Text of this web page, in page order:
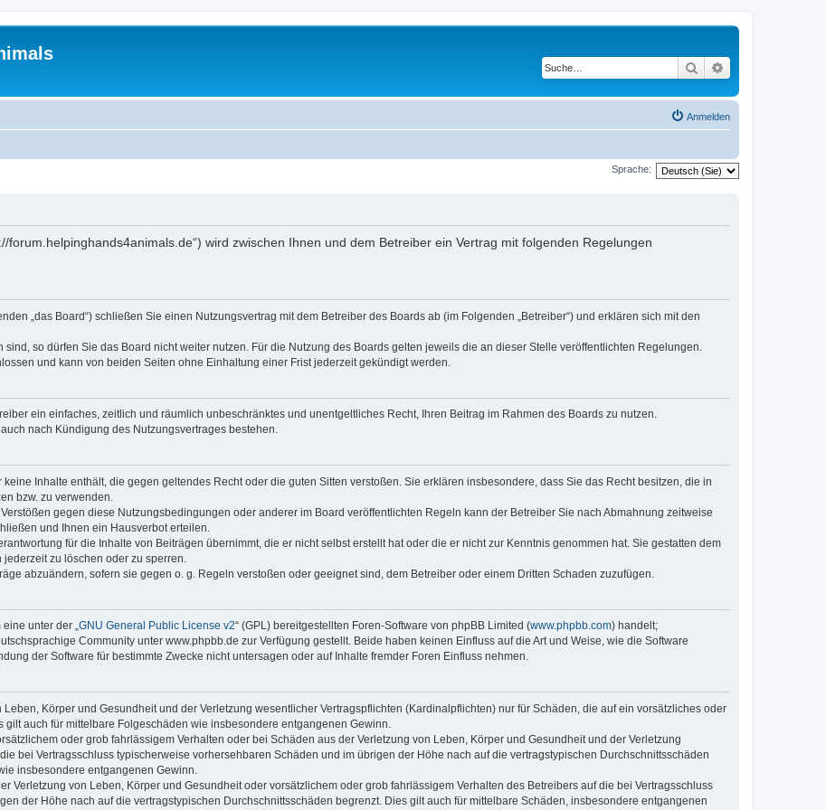
Suche
Anmelden
Sprache:
forum.helpinghands4animals.de“) wird zwischen Ihnen und dem Betreiber ein Vertrag mit folgenden Regelungen
„das Board“) schließen Sie einen Nutzungsvertrag mit dem Betreiber des Boards ab (im Folgenden „Betreiber“) und erklären sich mit den
so dürfen Sie das Board nicht weiter nutzen. Für die Nutzung des Boards gelten jeweils die an dieser Stelle veröffentlichten Regelungen.
und kann von beiden Seiten ohne Einhaltung einer Frist jederzeit gekündigt werden.
ein einfaches, zeitlich und räumlich unbeschränktes und unentgeltliches Recht, Ihren Beitrag im Rahmen des Boards zu nutzen.
nach Kündigung des Nutzungsvertrages bestehen.
Inhalte enthält, die gegen geltendes Recht oder die guten Sitten verstoßen. Sie erklären insbesondere, dass Sie das Recht besitzen, die in
bzw. zu verwenden.
gegen diese Nutzungsbedingungen oder anderer im Board veröffentlichten Regeln kann der Betreiber Sie nach Abmahnung zeitweise
und Ihnen ein Hausverbot erteilen.
für die Inhalte von Beiträgen übernimmt, die er nicht selbst erstellt hat oder die er nicht zur Kenntnis genommen hat. Sie gestatten dem
zu löschen oder zu sperren.
abzuändern, sofern sie gegen o. g. Regeln verstoßen oder geeignet sind, dem Betreiber oder einem Dritten Schaden zuzufügen.
unter der „GNU General Public License v2“ (GPL) bereitgestellten Foren-Software von phpBB Limited (www.phpbb.com) handelt;
Community unter www.phpbb.de zur Verfügung gestellt. Beide haben keinen Einfluss auf die Art und Weise, wie die Software
der Software für bestimmte Zwecke nicht untersagen oder auf Inhalte fremder Foren Einfluss nehmen.
Körper und Gesundheit und der Verletzung wesentlicher Vertragspflichten (Kardinalpflichten) nur für Schäden, die auf ein vorsätzliches oder
auch für mittelbare Folgeschäden wie insbesondere entgangenen Gewinn.
oder grob fahrlässigem Verhalten oder bei Schäden aus der Verletzung von Leben, Körper und Gesundheit und der Verletzung
bei Vertragsschluss typischerweise vorhersehbaren Schäden und im übrigen der Höhe nach auf die vertragstypischen Durchschnittsschäden
insbesondere entgangenen Gewinn.
Verletzung von Leben, Körper und Gesundheit oder vorsätzlichem oder grob fahrlässigem Verhalten des Betreibers auf die bei Vertragsschluss
der Höhe nach auf die vertragstypischen Durchschnittsschäden begrenzt. Dies gilt auch für mittelbare Schäden, insbesondere entgangenen